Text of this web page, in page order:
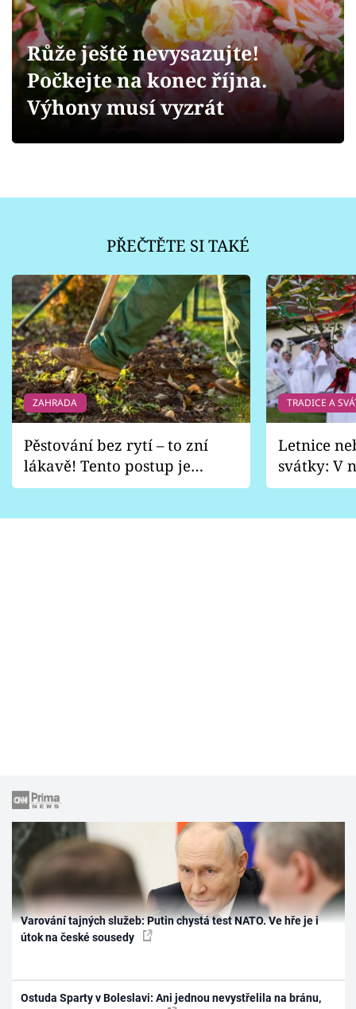
Přihlášení
Sledujte nás
Růže ještě nevysazujte!
Počkejte na konec října.
Výhony musí vyzrát
PŘEČTĚTE SI TAKÉ
ZAHRADA
Pěstování bez rytí – to zní
lákavě! Tento postup je
vhodný jen pro některé
TRADICE A
Letnice
svátky: V
pondělí
Varování tajných služeb: Putin chystá test NATO. Ve hře je i
útok na české sousedy
Ostuda Sparty v Boleslavi: Ani jednou nevystřelila na bránu,